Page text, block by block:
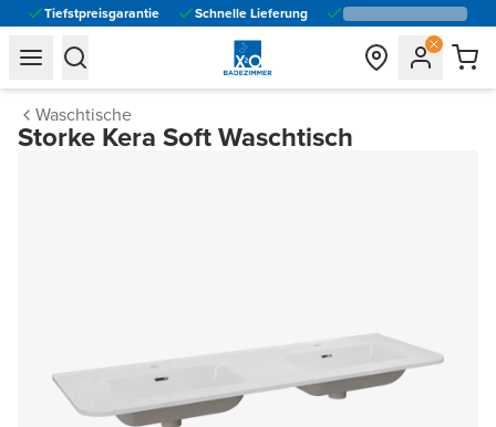
Tiefstpreisgarantie Schnelle Lieferung
general.navigation.toggle_menu.label
general.navigation.toggle_menu.label
Waschtische
Storke Kera Soft Waschtisch